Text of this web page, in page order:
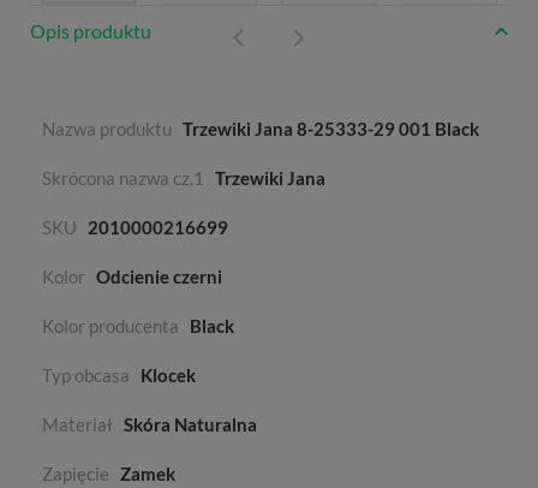
Opis produktu
Nazwa produktu Trzewiki Jana 8-25333-29 001 Black
Skrócona nazwa cz.1 Trzewiki Jana
SKU 2010000216699
Kolor Odcienie czerni
Kolor producenta Black
Typ obcasa Klocek
Materiał Skóra Naturalna
Zapięcie Zamek